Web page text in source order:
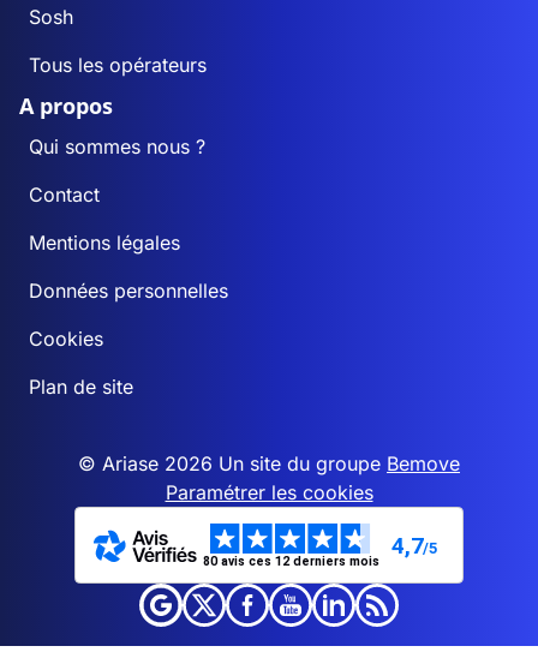
Sosh
Tous les opérateurs
A propos
Qui sommes nous ?
Contact
Mentions légales
Données personnelles
Cookies
Plan de site
© Ariase 2026 Un site du groupe Bemove
Paramétrer les cookies
80 avis ces 12 derniers mois
4,7/5